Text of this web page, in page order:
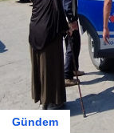
Gündem